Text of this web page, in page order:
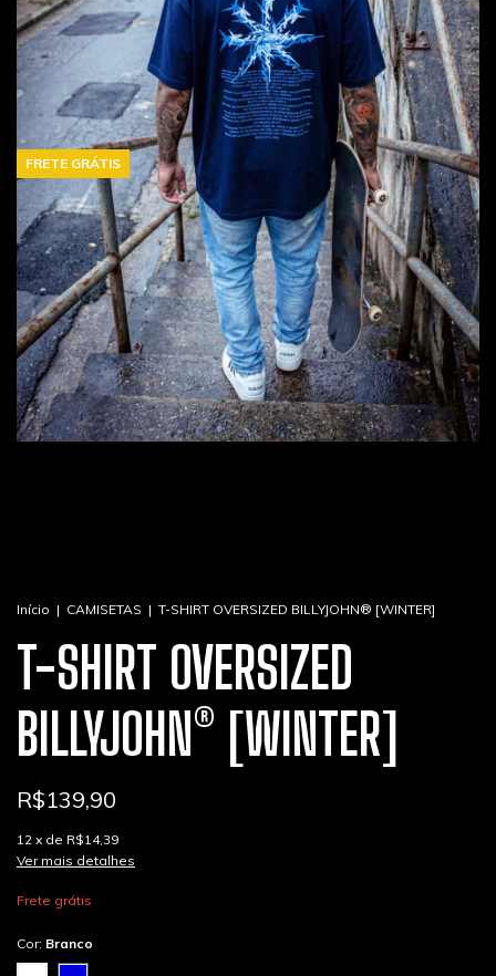
FRETE GRÁTIS
Início | CAMISETAS | T-SHIRT OVERSIZED BILLYJOHN® [WINTER]
T-SHIRT OVERSIZED
BILLYJOHN® [WINTER]
R$139,90
12 x de R$14,39
Ver mais detalhes
Frete grátis
Cor: Branco